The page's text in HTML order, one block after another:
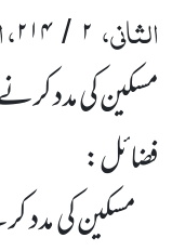
الثانی، ۲ /۲۱۴
مسکین کی مدد
فضائل:
مسکین کی مدد